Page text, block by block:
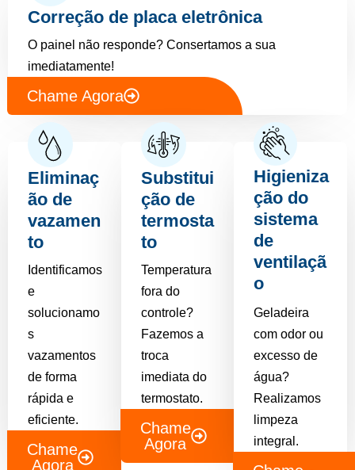
Correção de placa eletrônica
O painel não responde? Consertamos a sua
imediatamente!
Chame Agora
Eliminaç
ão de
vazamen
to
Identificamos
e
solucionamo
s
vazamentos
de forma
rápida e
eficiente.
Chame
Agora
Substitui
ção de
termosta
to
Temperatura
fora do
controle?
Fazemos a
troca
imediata do
termostato.
Chame
Agora
Higieniza
ção do
sistema
de
ventilaçã
o
Geladeira
com odor ou
excesso de
água?
Realizamos
limpeza
integral.